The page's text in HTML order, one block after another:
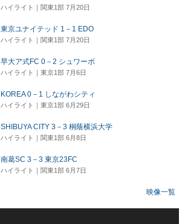
ハイライト｜関東1部 7月20日
東京ユナイテッド 1－1 EDO
ハイライト｜関東1部 7月20日
早大ア式FC 0－2 シュワーボ
ハイライト｜東京1部 7月6日
KOREA 0－1 しながわシティ
ハイライト｜東京1部 6月29日
SHIBUYA CITY 3－3 桐蔭横浜大学
ハイライト｜関東1部 6月8日
南葛SC 3－3 東京23FC
ハイライト｜関東1部 6月7日
映像一覧